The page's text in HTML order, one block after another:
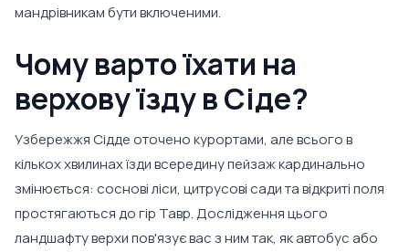
мандрівникам бути включеними.
Чому варто їхати на
верхову їзду в Сіде?
Узбережжя Сідде оточено курортами, але всього в
кількох хвилинах їзди всередину пейзаж кардинально
змінюється: соснові ліси, цитрусові сади та відкриті поля
простягаються до гір Тавр. Дослідження цього
ландшафту верхи пов'язує вас з ним так, як автобус або